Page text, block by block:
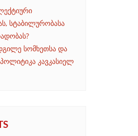
სტაბილურობასა
სომხეთსა და
პოლიტიკა კავკასიელ